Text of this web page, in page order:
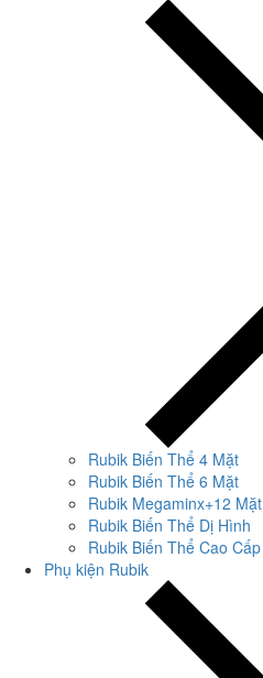
Rubik Biến Thể 4 Mặt
Rubik Biến Thể 6 Mặt
Rubik Megaminx+12 Mặt
Rubik Biến Thể Dị Hình
Rubik Biến Thể Cao Cấp
Phụ kiện Rubik